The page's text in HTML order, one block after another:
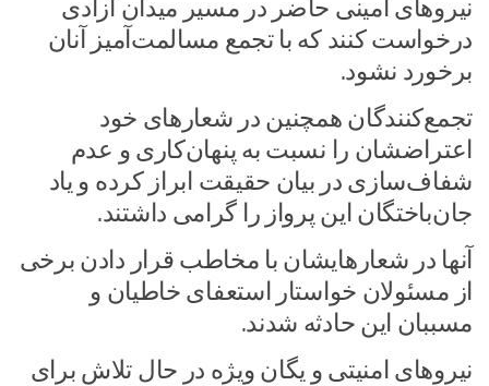
نیروهای امینی حاضر در مسیر میدان آزادی
درخواست کنند که با تجمع مسالمت‌آمیز آنان
برخورد نشود.
تجمع‌کنندگان همچنین در شعارهای خود
اعتراضشان را نسبت به پنهان‌کاری و عدم
شفاف‌سازی در بیان حقیقت ابراز کرده و یاد
جان‌باختگان این پرواز را گرامی داشتند.
آنها در شعارهایشان با مخاطب قرار دادن برخی
از مسئولان خواستار استعفای خاطیان و
مسببان این حادثه شدند.
نیروهای امنیتی و یگان ویژه در حال تلاش برای